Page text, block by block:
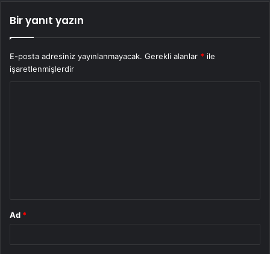
Bir yanıt yazın
E-posta adresiniz yayınlanmayacak. Gerekli alanlar * ile
işaretlenmişlerdir
Ad *